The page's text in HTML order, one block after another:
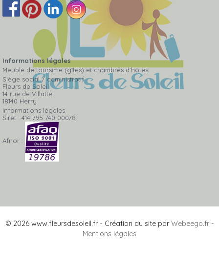
Informations légales
Meublé de toursime (gîtes) et chambres d'hôtes
Siège social / administratif
Fleurs de Soleil
14 rue de Villatte
18140 Herry
Informations légales
Siret : 414 795 740 00078
Afnor :
© 2026 www.fleursdesoleil.fr - Création du site parWebeego.fr-
Mentions légales